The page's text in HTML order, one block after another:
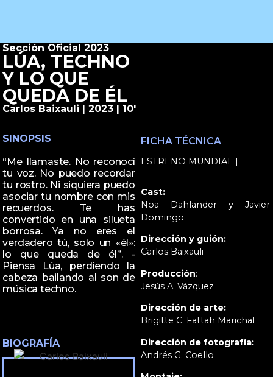
Sección Oficial 2023
LÚA, TECHNO
Y LO QUE
QUEDA DE ÉL
Carlos Baixauli | 2023 | 10'
SINOPSIS
“Me llamaste. No reconocí
tu voz. No puedo recordar
tu rostro. Ni siquiera puedo
asociar tu nombre con mis
recuerdos. Te has
convertido en una silueta
borrosa. Ya no eres el
verdadero tú, solo un «él»:
lo que queda de él”. -
Piensa Lúa, perdiendo la
cabeza bailando al son de
música techno.
BIOGRAFÍA
FICHA TÉCNICA
ESTRENO MUNDIAL |
Cast:
Noa Dahlander y Javier
Domingo
Dirección y guión:
Carlos Baixauli
Producción:
Jesús A. Vázquez
Dirección de arte:
Brigitte C. Fattah Marichal
Dirección de fotografía:
Andrés G. Coello